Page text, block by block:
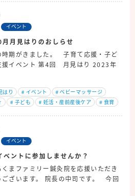
イベント
月見はりのおしらせ
時期がきました。 子育て応援・子ど
援イベント 第4回 月見はり 2023年
はり # イベント #ベビーマッサージ
# 子ども # 妊活・産前産後ケア # 食育
イベント
ベントに参加しませんか？
くまファミリー鍼灸院を応援いただき
ございます。 院長の中司です。 今回